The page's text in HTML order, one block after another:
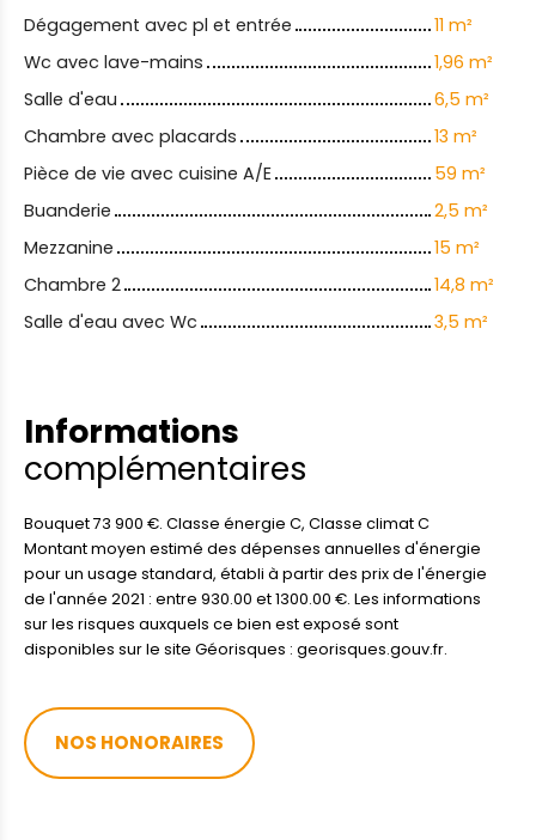
Dégagement avec pl et entrée
11 m²
Wc avec lave-mains
1,96 m²
Salle d'eau
6,5 m²
Chambre avec placards
13 m²
Pièce de vie avec cuisine A/E
59 m²
Buanderie
2,5 m²
Mezzanine
15 m²
Chambre 2
14,8 m²
Salle d'eau avec Wc
3,5 m²
Informations
complémentaires
Bouquet 73 900 €. Classe énergie C, Classe climat C
Montant moyen estimé des dépenses annuelles d'énergie
pour un usage standard, établi à partir des prix de l'énergie
de l'année 2021 : entre 930.00 et 1300.00 €. Les informations
sur les risques auxquels ce bien est exposé sont
disponibles sur le site Géorisques : georisques.gouv.fr.
NOS HONORAIRES